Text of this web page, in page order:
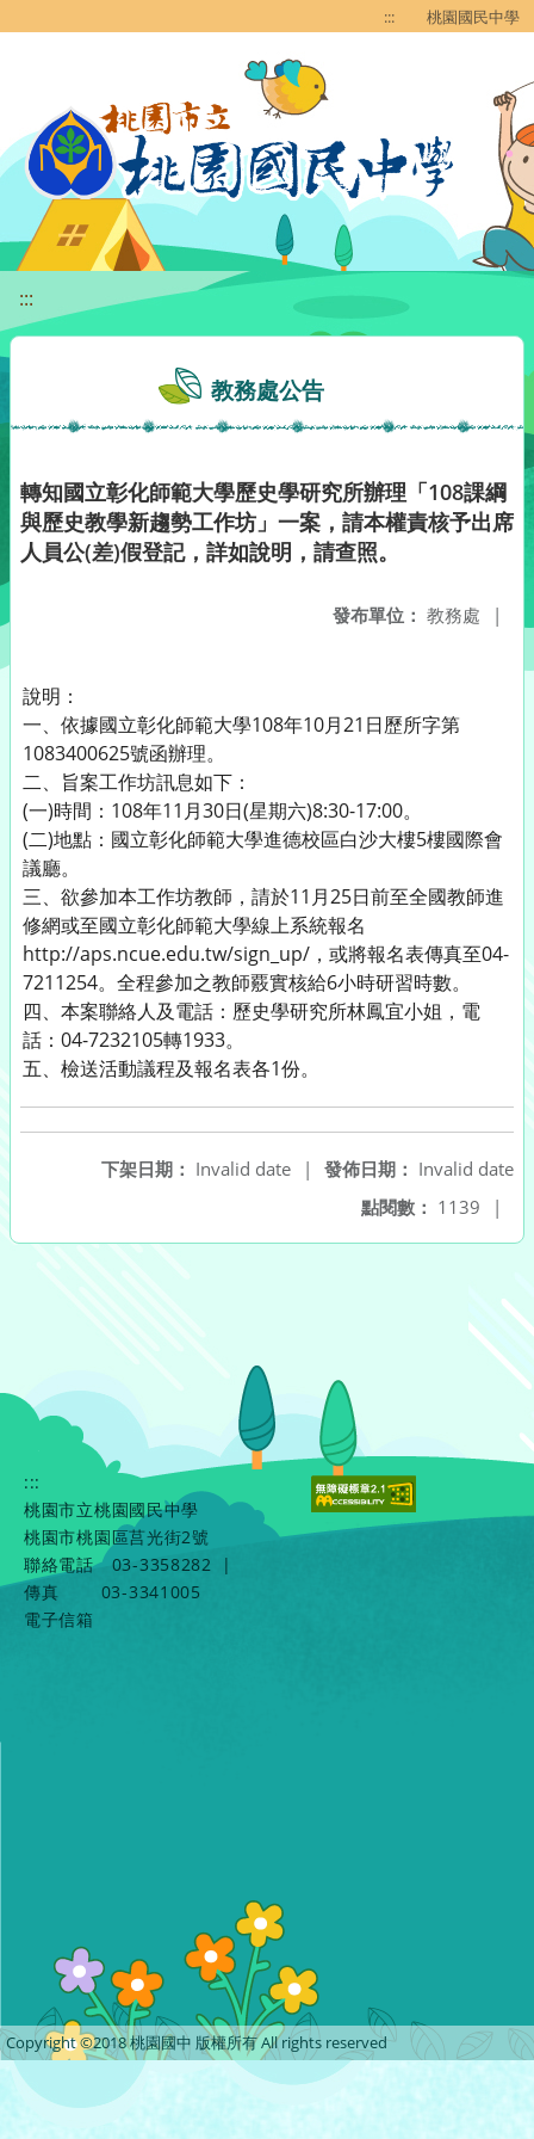
::: 桃園國民中學
:::
教務處公告
轉知國立彰化師範大學歷史學研究所辦理「108課綱
與歷史教學新趨勢工作坊」一案，請本權責核予出席
人員公(差)假登記，詳如說明，請查照。
發布單位： 教務處 |
說明：
一、依據國立彰化師範大學108年10月21日歷所字第
1083400625號函辦理。
二、旨案工作坊訊息如下：
(一)時間：108年11月30日(星期六)8:30-17:00。
(二)地點：國立彰化師範大學進德校區白沙大樓5樓國際會
議廳。
三、欲參加本工作坊教師，請於11月25日前至全國教師進
修網或至國立彰化師範大學線上系統報名
http://aps.ncue.edu.tw/sign_up/，或將報名表傳真至04-
7211254。全程參加之教師覈實核給6小時研習時數。
四、本案聯絡人及電話：歷史學研究所林鳳宜小姐，電
話：04-7232105轉1933。
五、檢送活動議程及報名表各1份。
發佈日期： Invalid date
下架日期： Invalid date
|
點閱數： 1139 |
:::
桃園市立桃園國民中學
桃園市桃園區莒光街2號
聯絡電話
03-3358282
|
傳真
03-3341005
電子信箱
Copyright ©2018 桃園國中 版權所有 All rights reserved